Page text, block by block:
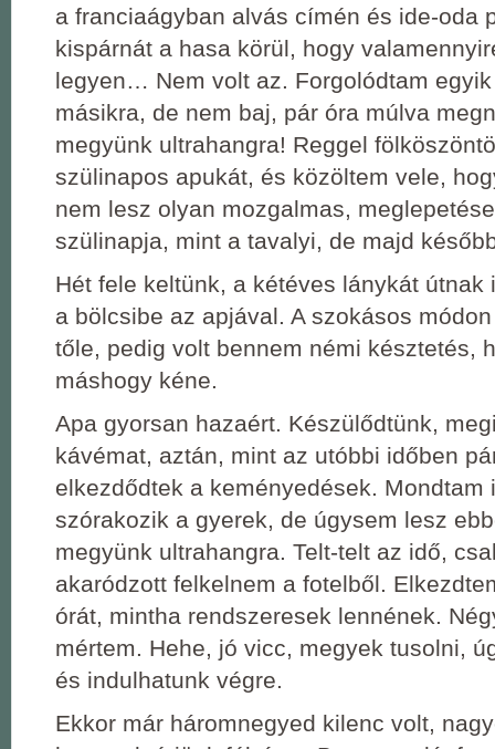
a franciaágyban alvás címén és ide-oda
kispárnát a hasa körül, hogy
legyen… Nem volt az. Forgolódtam
másikra, de nem baj, pár óra múlva
megyünk ultrahangra! Reggel
szülinapos apukát, és közöltem vele,
nem lesz olyan mozgalmas,
szülinapja, mint a tavalyi, de majd
Hét fele keltünk, a kétéves lánykát útnak
a bölcsibe az apjával. A szokásos
tőle, pedig volt bennem némi késztetés,
máshogy kéne.
Apa gyorsan hazaért. Készülődtünk,
kávémat, aztán, mint az utóbbi időben
elkezdődtek a keményedések. Mondtam
szórakozik a gyerek, de úgysem lesz
megyünk ultrahangra. Telt-telt az idő,
akaródzott felkelnem a fotelből.
órát, mintha rendszeresek lennének.
mértem. Hehe, jó vicc, megyek tusolni,
és indulhatunk végre.
Ekkor már háromnegyed kilenc volt,